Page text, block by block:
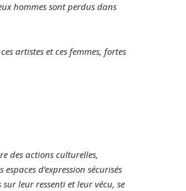
hommes sont perdus dans
artistes et ces femmes, fortes
des actions culturelles,
d’expression sécurisés
leur ressenti et leur vécu, se